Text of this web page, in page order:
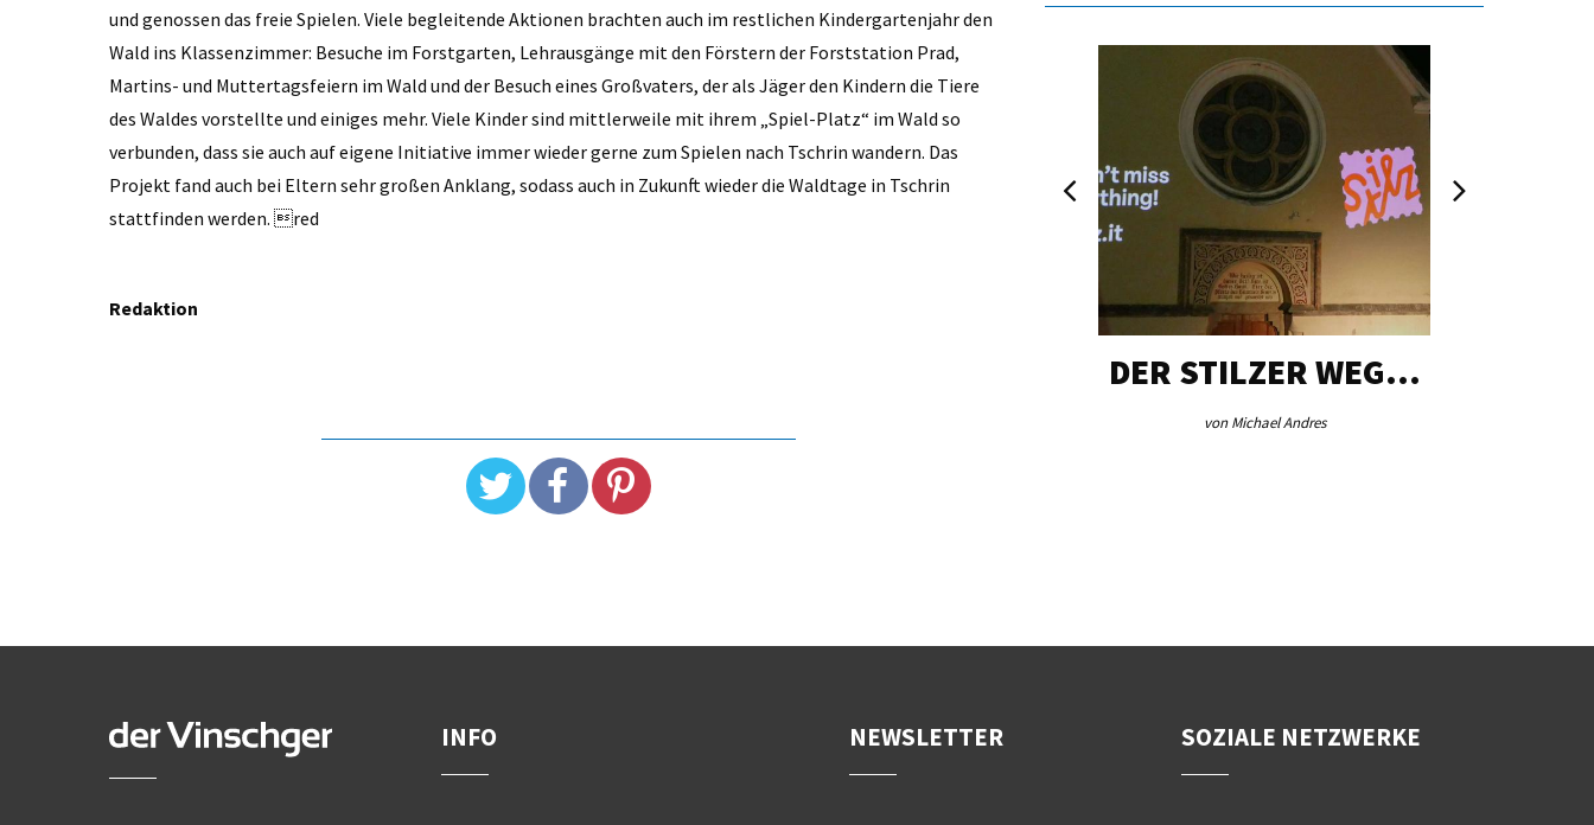
und genossen das freie Spielen. Viele begleitende Aktionen brachten auch im restlichen Kindergartenjahr den
Wald ins Klassenzimmer: Besuche im Forstgarten, Lehrausgänge mit den Förstern der Forststation Prad,
Martins- und Muttertagsfeiern im Wald und der Besuch eines Großvaters, der als Jäger den Kindern die Tiere
des Waldes vorstellte und einiges mehr. Viele Kinder sind mittlerweile mit ihrem „Spiel-Platz“ im Wald so
verbunden, dass sie auch auf eigene Initiative immer wieder gerne zum Spielen nach Tschrin wandern. Das
Projekt fand auch bei Eltern sehr großen Anklang, sodass auch in Zukunft wieder die Waldtage in Tschrin
stattfinden werden. red
Redaktion
DER STILZER WEG…
von Michael Andres
INFO NEWSLETTER SOZIALE NETZWERKE